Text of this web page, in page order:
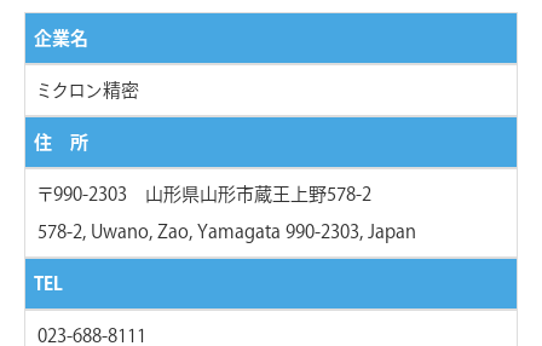
企業名
ミクロン精密
住 所
〒990-2303 山形県山形市蔵王上野578-2
578-2, Uwano, Zao, Yamagata 990-2303, Japan
TEL
023-688-8111